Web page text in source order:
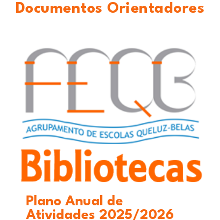
Documentos Orientadores
Plano Anual de
Atividades 2025/2026